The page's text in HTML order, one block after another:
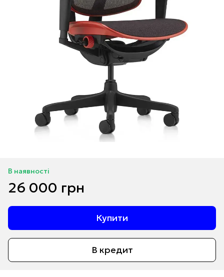
В наявності
26 000 грн
Купити
В кредит